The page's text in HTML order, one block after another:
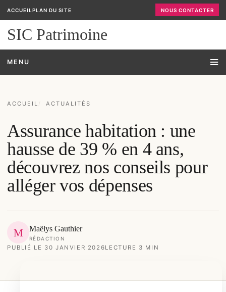
ACCUEIL PLAN DU SITE NOUS CONTACTER
SIC Patrimoine
MENU
ACCUEIL ACTUALITÉS
Assurance habitation : une
hausse de 39 % en 4 ans,
découvrez nos conseils pour
alléger vos dépenses
M Maëlys Gauthier
RÉDACTION
PUBLIÉ LE 30 JANVIER 2026LECTURE 3 MIN